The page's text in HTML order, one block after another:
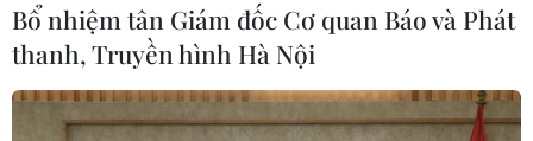
Bổ nhiệm tân Giám đốc Cơ quan Báo và Phát
thanh, Truyền hình Hà Nội